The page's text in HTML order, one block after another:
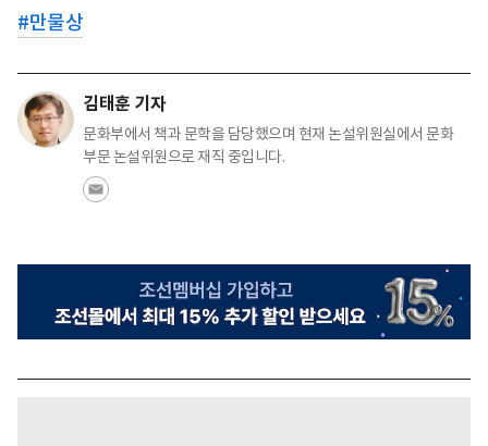
#만물상
김태훈 기자
문화부에서 책과 문학을 담당했으며 현재 논설위원실에서 문화
부문 논설위원으로 재직 중입니다.